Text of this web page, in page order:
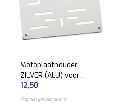
Motoplaathouder
ZILVER (ALU) voor
nummerplaat 210 x
140mm
12,50
Nog niet gewaardeerd